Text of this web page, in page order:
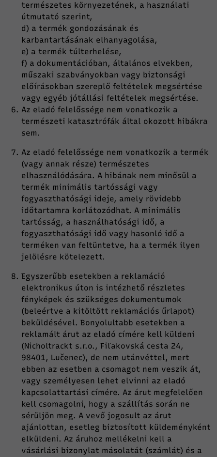
természetes környezetének, a használati
útmutató szerint,
d) a termék gondozásának és
karbantartásának elhanyagolása,
e) a termék túlterhelése,
f) a dokumentációban, általános elvekben,
műszaki szabványokban vagy biztonsági
előírásokban szereplő feltételek megsértése
vagy egyéb jótállási feltételek megsértése.
Az eladó felelőssége nem vonatkozik a
természeti katasztrófák által okozott hibákra
sem.
Az eladó felelőssége nem vonatkozik a termék
(vagy annak része) természetes
elhasználódására. A hibának nem minősül a
termék minimális tartóssági vagy
fogyaszthatósági ideje, amely rövidebb
időtartamra korlátozódhat. A minimális
tartósság, a használhatósági idő, a
fogyaszthatósági idő vagy hasonló idő a
terméken van feltüntetve, ha a termék ilyen
jelölésre kötelezett.
Egyszerűbb esetekben a reklamáció
elektronikus úton is intézhető részletes
fényképek és szükséges dokumentumok
(beleértve a kitöltött reklamációs űrlapot)
beküldésével. Bonyolultabb esetekben a
reklamált árut az eladó címére kell küldeni
(Nicholtrackt s.r.o., Fiľakovská cesta 24,
98401, Lučenec), de nem utánvéttel, mert
ebben az esetben a csomagot nem veszik át,
vagy személyesen lehet elvinni az eladó
kapcsolattartási címére. Az árut megfelelően
kell csomagolni, hogy a szállítás során ne
sérüljön meg. A vevő jogosult az árut
ajánlottan, esetleg biztosított küldeményként
elküldeni. Az áruhoz mellékelni kell a
vásárlási bizonylat másolatát (számlát) és a